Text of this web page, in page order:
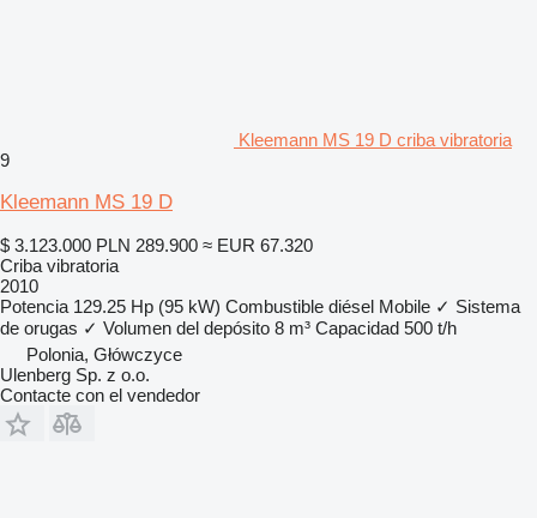
Kleemann MS 19 D criba vibratoria
9
Kleemann MS 19 D
$ 3.123.000 PLN 289.900 ≈ EUR 67.320
Criba vibratoria
2010
Potencia 129.25 Hp (95 kW) Combustible diésel Mobile ✓ Sistema
de orugas ✓ Volumen del depósito 8 m³ Capacidad 500 t/h
Polonia, Główczyce
Ulenberg Sp. z o.o.
Contacte con el vendedor